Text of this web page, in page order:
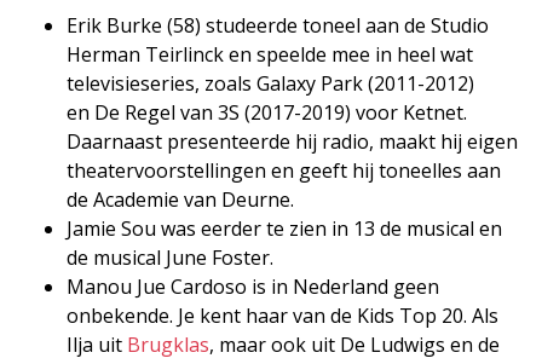
Erik Burke (58) studeerde toneel aan de Studio
Herman Teirlinck en speelde mee in heel wat
televisieseries, zoals Galaxy Park (2011-2012)
en De Regel van 3S (2017-2019) voor Ketnet.
Daarnaast presenteerde hij radio, maakt hij eigen
theatervoorstellingen en geeft hij toneelles aan
de Academie van Deurne.
Jamie Sou was eerder te zien in 13 de musical en
de musical June Foster.
Manou Jue Cardoso is in Nederland geen
onbekende. Je kent haar van de Kids Top 20. Als
Ilja uit Brugklas, maar ook uit De Ludwigs en de